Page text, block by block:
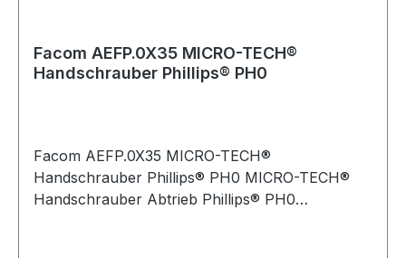
Facom AEFP.0X35 MICRO-TECH®
Handschrauber Phillips® PH0
Facom AEFP.0X35 MICRO-TECH®
Handschrauber Phillips® PH0 MICRO-TECH®
Handschrauber Abtrieb Phillips® PH0